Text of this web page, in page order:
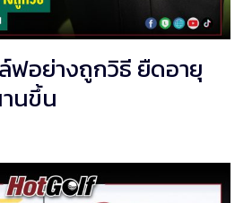
อย่างถูกวิธี ยืดอายุ
นขึ้น